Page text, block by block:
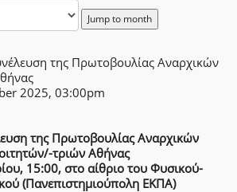
Jump to month
της Πρωτοβουλίας Αναρχικών
2025, 03:00pm
της Πρωτοβουλίας Αναρχικών
τριών Αθήνας
15:00, στο αίθριο του Φυσικού-
(Πανεπιστημιούπολη ΕΚΠΑ)